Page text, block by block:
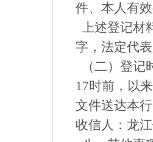
件、本人有
上述登记材
字，法定代
（二）登记
17时前，以
文件送达本
收信人：龙